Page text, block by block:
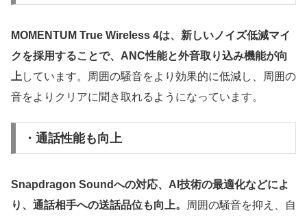
MOMENTUM True Wireless 4は、新しいノイズ低減マイ
クを採用することで、ANC性能と外音取り込み機能が向
上しています。周囲の騒音をより効果的に低減し、周囲の
音をよりクリアに聞き取れるようになっています。
・通話性能も向上
Snapdragon Soundへの対応、AI技術の最適化などによ
り、通話相手への送話品位も向上。 周囲の騒音を抑え、自